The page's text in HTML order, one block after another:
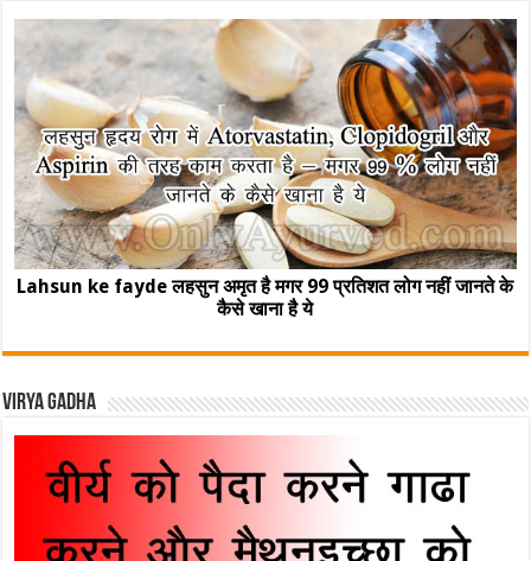
Lahsun ke fayde लहसुन अमृत है मगर 99 प्रतिशत लोग नहीं जानते के
कैसे खाना है ये
Virya Gadha